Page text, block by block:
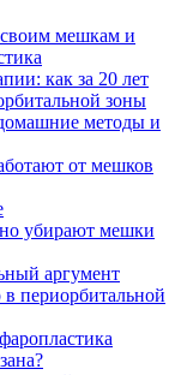
своим мешкам и
как за 20 лет
зоны
методы и
от мешков
убирают мешки
аргумент
периорбитальной